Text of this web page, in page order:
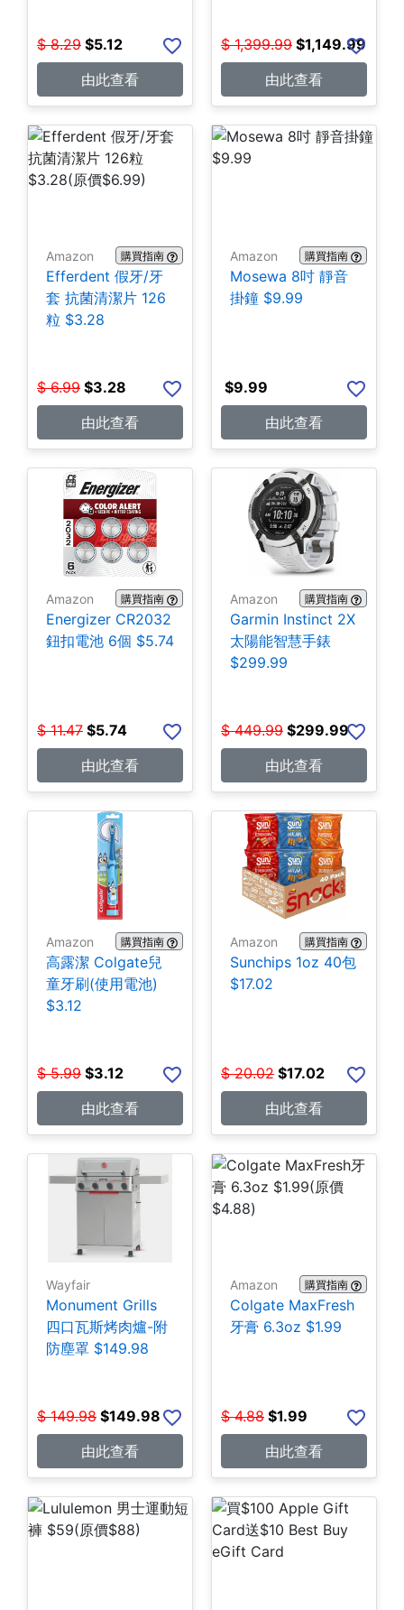
$ 8.29 $5.12
由此查看
$ 1,399.99 $1,149.99
由此查看
Amazon 購買指南
Efferdent 假牙/牙
套 抗菌清潔片 126
粒 $3.28
$ 6.99 $3.28
由此查看
Amazon 購買指南
Mosewa 8吋 靜音
掛鐘 $9.99
$9.99
由此查看
Amazon 購買指南
Energizer CR2032
鈕扣電池 6個 $5.74
$ 11.47 $5.74
由此查看
Amazon 購買指南
Garmin Instinct 2X
太陽能智慧手錶
$299.99
$ 449.99 $299.99
由此查看
Amazon 購買指南
高露潔 Colgate兒
童牙刷(使用電池)
$3.12
$ 5.99 $3.12
由此查看
Amazon 購買指南
Sunchips 1oz 40包
$17.02
$ 20.02 $17.02
由此查看
Wayfair
Monument Grills
四口瓦斯烤肉爐-附
防塵罩 $149.98
$ 149.98 $149.98
由此查看
Amazon 購買指南
Colgate MaxFresh
牙膏 6.3oz $1.99
$ 4.88 $1.99
由此查看